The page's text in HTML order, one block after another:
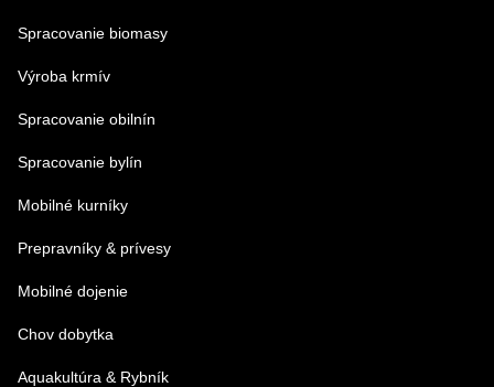
Spracovanie biomasy
Výroba krmív
Spracovanie obilnín
Spracovanie bylín
Mobilné kurníky
Prepravníky & prívesy
Mobilné dojenie
Chov dobytka
Aquakultúra & Rybník